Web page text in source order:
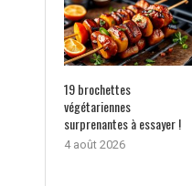
19 brochettes
végétariennes
surprenantes à essayer !
4 août 2026